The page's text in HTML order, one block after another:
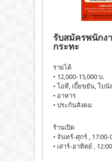
รับสมัครพนักง
กระทะ
รายได้
• 12,000-15,000 บ.
• โอที, เบี้ยขยัน, โบนั
• อาหาร
• ประกันสังคม
ร้านเปิด
• จันทร์-ศุกร์ , 17:00-
• เสาร์-อาทิตย์ ,